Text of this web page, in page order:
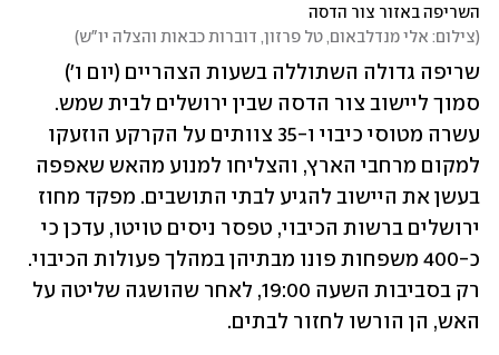
השריפה באזור צור הדסה
(צילום: אלי מנדלבאום, טל פרזון, דוברות כבאות והצלה יו"ש)
האש, הן הורשו לחזור לבתים.